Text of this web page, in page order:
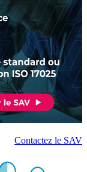
Contactez le SAV